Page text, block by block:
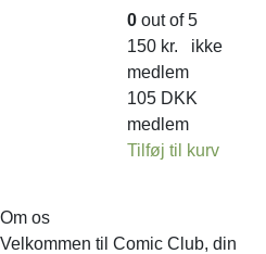
0 out of 5
150 kr. ikke
medlem
105 DKK
medlem
Tilføj til kurv
Om os
Velkommen til Comic Club, din